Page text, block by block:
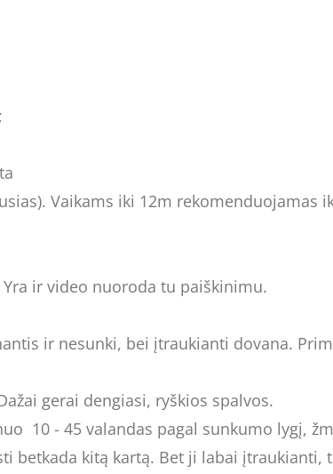
Vaikams iki 12m rekomenduojamas
ir video nuoroda tu paiškinimu.
ir nesunki, bei įtraukianti dovana.
gerai dengiasi, ryškios spalvos.
10 - 45 valandas pagal sunkumo lygį,
betkada kitą kartą. Bet ji labai įtraukianti,